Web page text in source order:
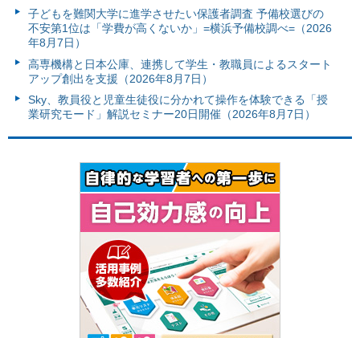
子どもを難関大学に進学させたい保護者調査 予備校選びの
不安第1位は「学費が高くないか」=横浜予備校調べ=（2026
年8月7日）
高専機構と日本公庫、連携して学生・教職員によるスタート
アップ創出を支援（2026年8月7日）
Sky、教員役と児童生徒役に分かれて操作を体験できる「授
業研究モード」解説セミナー20日開催（2026年8月7日）